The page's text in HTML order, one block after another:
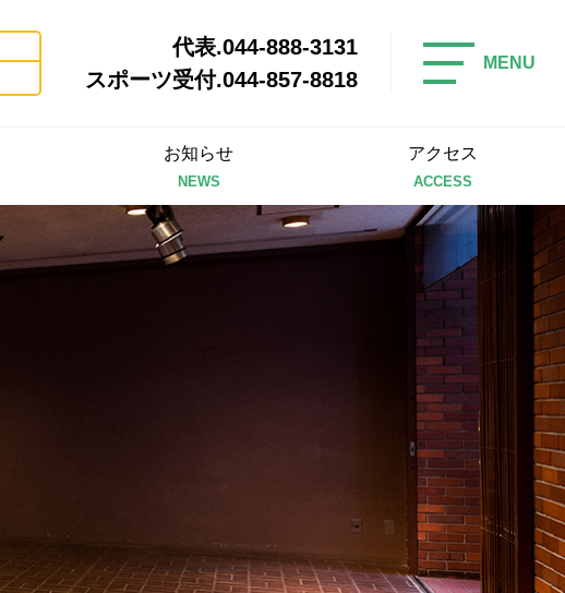
代表.044-888-3131
スポーツ受付.044-857-8818
お知らせ
NEWS
アクセス
ACCESS
MENU